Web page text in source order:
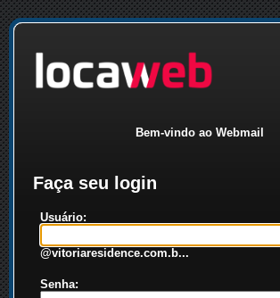
Bem-vindo ao Webmail
Faça seu login
Usuário:
@vitoriaresidence.com.b...
Senha: